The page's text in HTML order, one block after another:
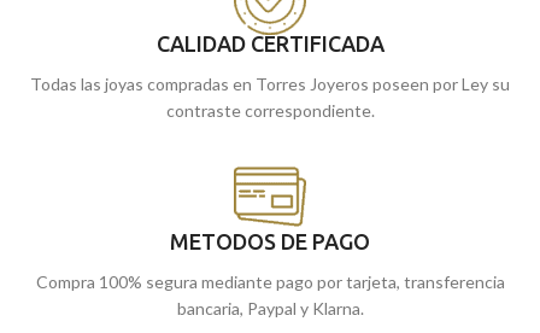
CALIDAD CERTIFICADA
Todas las joyas compradas en Torres Joyeros poseen por Ley su
contraste correspondiente.
METODOS DE PAGO
Compra 100% segura mediante pago por tarjeta, transferencia
bancaria, Paypal y Klarna.